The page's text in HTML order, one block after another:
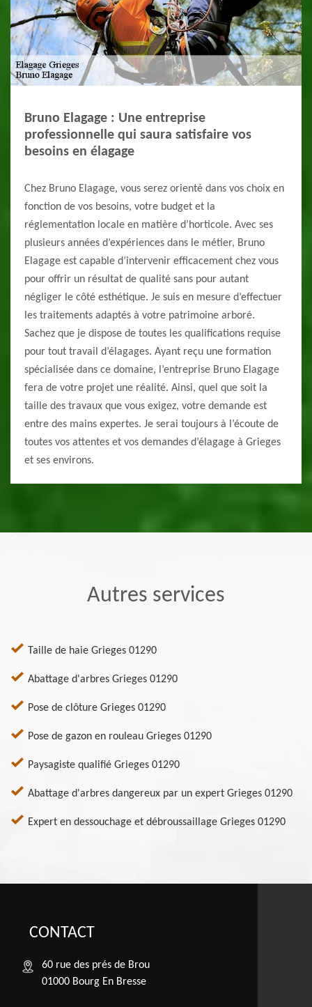
Bruno Elagage : Une entreprise
professionnelle qui saura satisfaire vos
besoins en élagage
Chez Bruno Elagage, vous serez orienté dans vos choix en
fonction de vos besoins, votre budget et la
réglementation locale en matière d’horticole. Avec ses
plusieurs années d’expériences dans le métier, Bruno
Elagage est capable d’intervenir efficacement chez vous
pour offrir un résultat de qualité sans pour autant
négliger le côté esthétique. Je suis en mesure d’effectuer
les traitements adaptés à votre patrimoine arboré.
Sachez que je dispose de toutes les qualifications requise
pour tout travail d’élagages. Ayant reçu une formation
spécialisée dans ce domaine, l’entreprise Bruno Elagage
fera de votre projet une réalité. Ainsi, quel que soit la
taille des travaux que vous exigez, votre demande est
entre des mains expertes. Je serai toujours à l’écoute de
toutes vos attentes et vos demandes d’élagage à Grieges
et ses environs.
Autres services
Taille de haie Grieges 01290
Abattage d'arbres Grieges 01290
Pose de clôture Grieges 01290
Pose de gazon en rouleau Grieges 01290
Paysagiste qualifié Grieges 01290
Abattage d'arbres dangereux par un expert Grieges 01290
Expert en dessouchage et débroussaillage Grieges 01290
CONTACT
60 rue des prés de Brou
01000 Bourg En Bresse